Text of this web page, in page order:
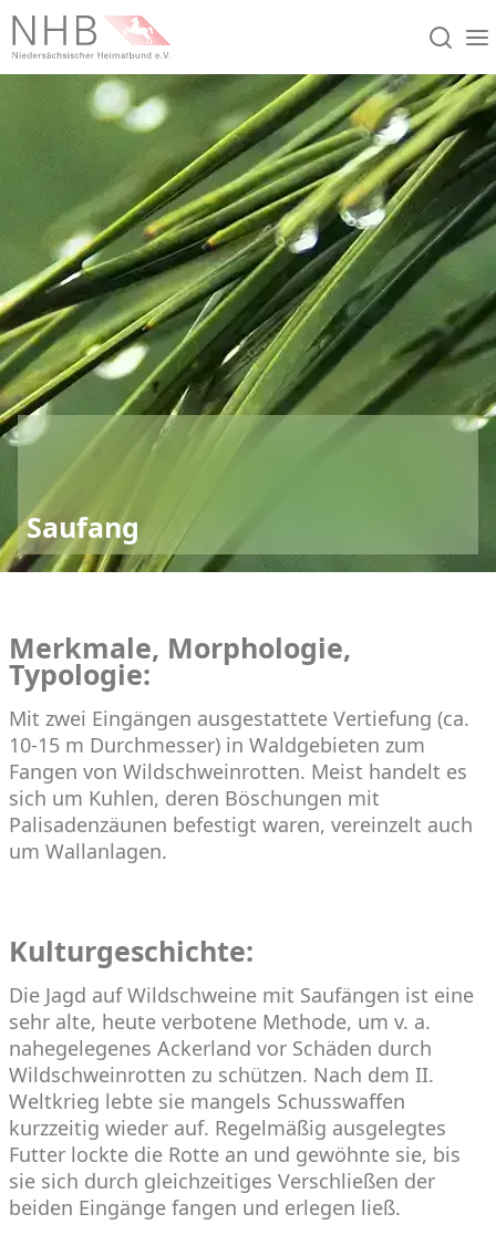
Saufang
Merkmale, Morphologie,
Typologie:
Mit zwei Eingängen ausgestattete Vertiefung (ca.
10-15 m Durchmesser) in Waldgebieten zum
Fangen von Wildschweinrotten. Meist handelt es
sich um Kuhlen, deren Böschungen mit
Palisadenzäunen befestigt waren, vereinzelt auch
um Wallanlagen.
Kulturgeschichte:
Die Jagd auf Wildschweine mit Saufängen ist eine
sehr alte, heute verbotene Methode, um v. a.
nahegelegenes Ackerland vor Schäden durch
Wildschweinrotten zu schützen. Nach dem II.
Weltkrieg lebte sie mangels Schusswaffen
kurzzeitig wieder auf. Regelmäßig ausgelegtes
Futter lockte die Rotte an und gewöhnte sie, bis
sie sich durch gleichzeitiges Verschließen der
beiden Eingänge fangen und erlegen ließ.